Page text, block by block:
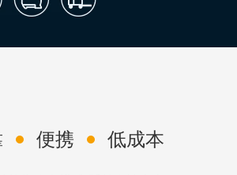
便携 低成本